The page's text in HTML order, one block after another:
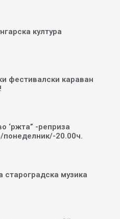
култура
фестивалски караван
‘ржта” -реприза
понеделник/-20.00ч.
староградска музика